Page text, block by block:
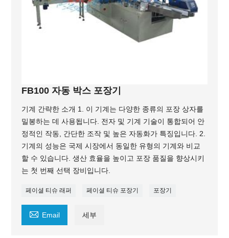
FB100 자동 박스 포장기
기계 간략한 소개 1. 이 기계는 다양한 종류의 포장 상자를
밀봉하는 데 사용됩니다. 전자 및 기계 기술이 통합되어 안
정적인 작동, 간단한 조작 및 높은 자동화가 특징입니다. 2.
기계의 성능은 국제 시장에서 동일한 유형의 기계와 비교
할 수 있습니다. 생산 효율을 높이고 포장 품질을 향상시키
는 첫 번째 선택 장비입니다.
페이셜 티슈 래퍼 페이셜 티슈 포장기 포장기
 Email 세부